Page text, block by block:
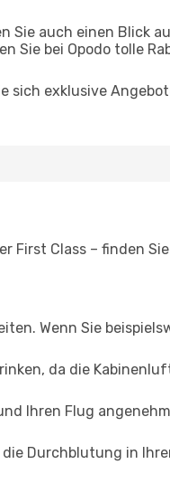
Sie auch einen Blick
Sie bei Opodo tolle
sich exklusive
First Class – finden
Wenn Sie
da die
Ihren Flug
Durchblutung in